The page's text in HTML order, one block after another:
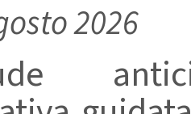
2026